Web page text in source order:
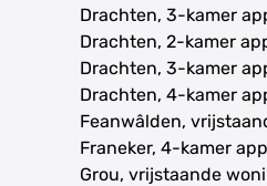
Drachten, 3-kamer
Drachten, 2-kamer
Drachten, 3-kamer
Drachten, 4-kamer
Feanwâlden,
Franeker, 4-kamer
Grou, vrijstaande